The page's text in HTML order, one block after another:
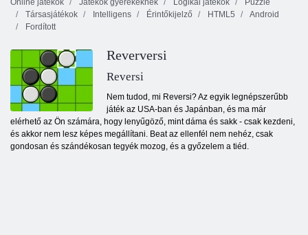
Online játékok
Játékok gyerekeknek Logikai játékok
Puzzle
Társasjátékok
Intelligens Érintőkijelző HTML5
Android
Fordított
Reverversi
Reversi
Nem tudod, mi Reversi? Az egyik legnépszerűbb
játék az USA-ban és Japánban, és ma már
elérhető az Ön számára, hogy lenyűgöző, mint dáma és sakk - csak kezdeni,
és akkor nem lesz képes megállítani. Beat az ellenfél nem nehéz, csak
gondosan és szándékosan tegyék mozog, és a győzelem a tiéd.